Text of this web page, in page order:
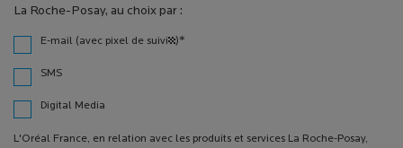
La Roche-Posay, au choix par :
E-mail (avec pixel de suivi¹)*
SMS
Digital Media
L'Oréal France, en relation avec les produits et services La Roche-Posay,